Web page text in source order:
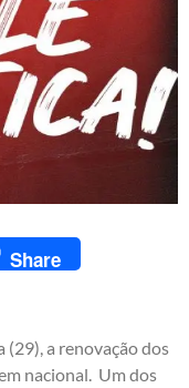
Share
a renovação dos
nacional. Um dos